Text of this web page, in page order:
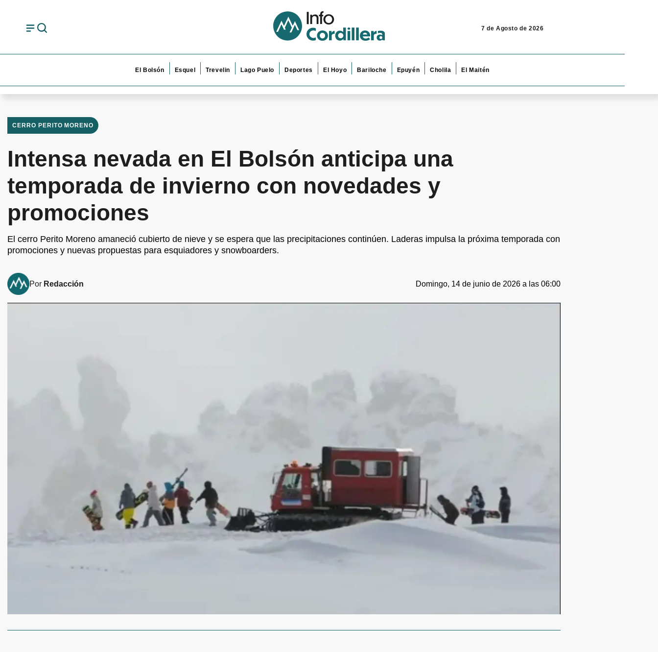
7 de Agosto de 2026
El Bolsón Esquel Trevelin Lago Puelo Deportes El Hoyo Bariloche Epuyén Cholila El Maitén
CERRO PERITO MORENO
Intensa nevada en El Bolsón anticipa una
temporada de invierno con novedades y
promociones
El cerro Perito Moreno amaneció cubierto de nieve y se espera que las precipitaciones continúen. Laderas impulsa la próxima temporada con
promociones y nuevas propuestas para esquiadores y snowboarders.
Por Redacción Domingo, 14 de junio de 2026 a las 06:00